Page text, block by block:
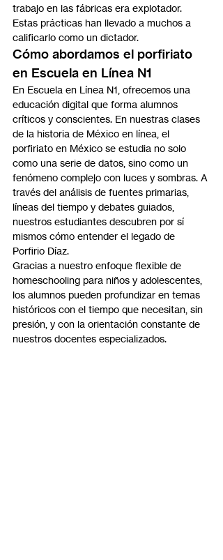
trabajo en las fábricas era explotador.
Estas prácticas han llevado a muchos a
calificarlo como un dictador.
Cómo abordamos el porfiriato
en Escuela en Línea N1
En Escuela en Línea N1, ofrecemos una
educación digital que forma alumnos
críticos y conscientes. En nuestras clases
de la historia de México en línea, el
porfiriato en México se estudia no solo
como una serie de datos, sino como un
fenómeno complejo con luces y sombras. A
través del análisis de fuentes primarias,
líneas del tiempo y debates guiados,
nuestros estudiantes descubren por sí
mismos cómo entender el legado de
Porfirio Díaz.
Gracias a nuestro enfoque flexible de
homeschooling para niños y adolescentes,
los alumnos pueden profundizar en temas
históricos con el tiempo que necesitan, sin
presión, y con la orientación constante de
nuestros docentes especializados.